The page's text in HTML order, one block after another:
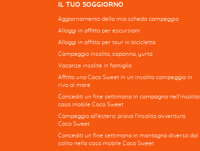
IL TUO SOGGIORNO
Aggiornamento della mia scheda campeggio
Alloggi in affitto per escursioni
Alloggi in affitto per tour in bicicletta
Campeggio insolito, capanna, yurta
Vacanze insolite in famiglia
Affitta una Coco Sweet in un insolito campeggio in
riva al mare
Concediti un fine settimana in campagna nell'insolita
casa mobile Coco Sweet
Campeggio all'estero: prova l'insolita avventura
Coco Sweet
Concediti un fine settimana in montagna diverso dal
solito nella casa mobile Coco Sweet